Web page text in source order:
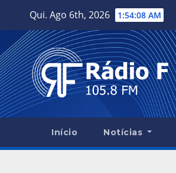
content
Qui. Ago 6th, 2026 1:54:09 AM
Início Notícias